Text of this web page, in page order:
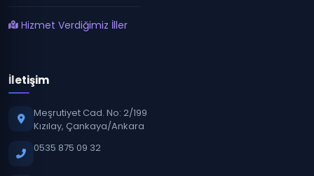
Hizmet Verdiğimiz İller
İletişim
Meşrutiyet Cad. No: 2/199
Kızılay, Çankaya/Ankara
0535 875 09 32